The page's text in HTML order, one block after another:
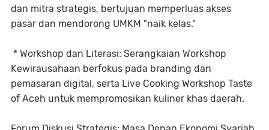
dan mitra strategis, bertujuan memperluas akses
pasar dan mendorong UMKM "naik kelas."
* Workshop dan Literasi: Serangkaian Workshop
Kewirausahaan berfokus pada branding dan
pemasaran digital, serta Live Cooking Workshop Taste
of Aceh untuk mempromosikan kuliner khas daerah.